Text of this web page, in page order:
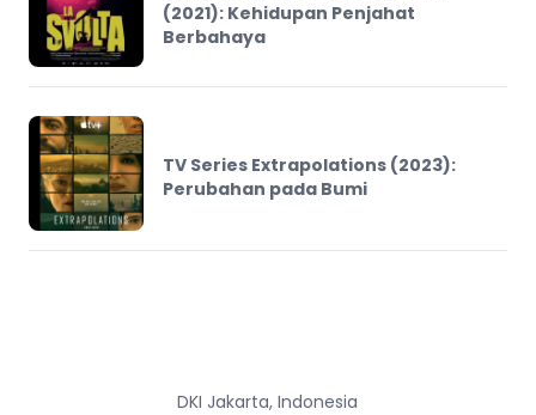
(2021): Kehidupan Penjahat
Berbahaya
TV Series Extrapolations (2023):
Perubahan pada Bumi
DKI Jakarta, Indonesia